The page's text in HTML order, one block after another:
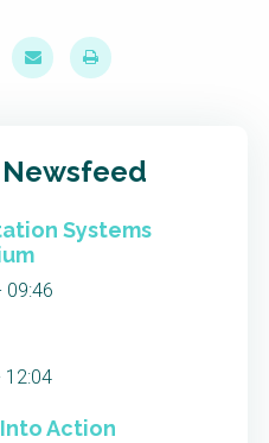
Systems
09:46
12:04
Action